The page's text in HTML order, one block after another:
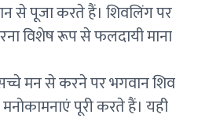
से पूजा करते हैं। शिवलिंग पर
विशेष रूप से फलदायी माना
मन से करने पर भगवान शिव
पूरी करते हैं। यही